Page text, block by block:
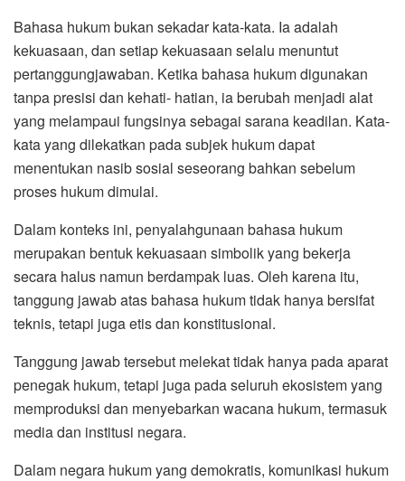
Bahasa hukum bukan sekadar kata-kata. Ia adalah
kekuasaan, dan setiap kekuasaan selalu menuntut
pertanggungjawaban. Ketika bahasa hukum digunakan
tanpa presisi dan kehati- hatian, ia berubah menjadi alat
yang melampaui fungsinya sebagai sarana keadilan. Kata-
kata yang dilekatkan pada subjek hukum dapat
menentukan nasib sosial seseorang bahkan sebelum
proses hukum dimulai.
Dalam konteks ini, penyalahgunaan bahasa hukum
merupakan bentuk kekuasaan simbolik yang bekerja
secara halus namun berdampak luas. Oleh karena itu,
tanggung jawab atas bahasa hukum tidak hanya bersifat
teknis, tetapi juga etis dan konstitusional.
Tanggung jawab tersebut melekat tidak hanya pada aparat
penegak hukum, tetapi juga pada seluruh ekosistem yang
memproduksi dan menyebarkan wacana hukum, termasuk
media dan institusi negara.
Dalam negara hukum yang demokratis, komunikasi hukum